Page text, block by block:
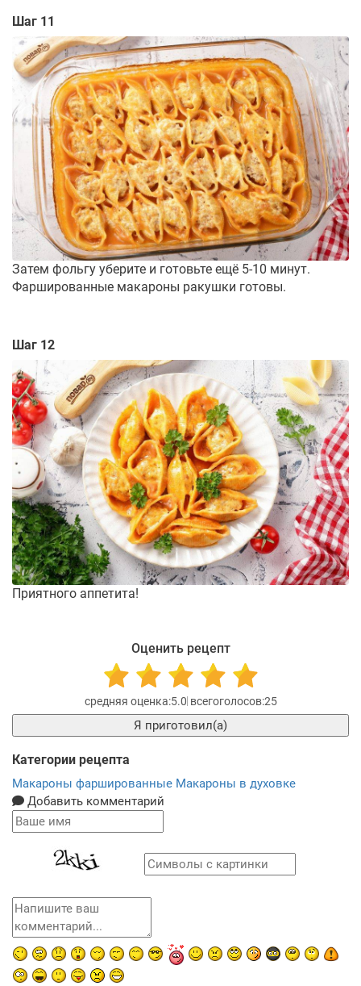
Шаг 11
Затем фольгу уберите и готовьте ещё 5-10 минут.
Фаршированные макароны ракушки готовы.
Шаг 12
Приятного аппетита!
Оценить рецепт
5.0 25
Я приготовил(а)
Категории рецепта
Макароны фаршированные Макароны в духовке
Добавить комментарий